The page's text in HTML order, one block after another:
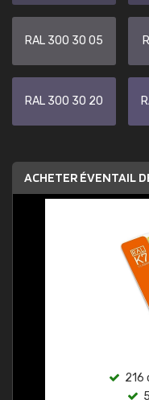
RAL 300 30 05
RAL 300 30 20
ACHETER ÉVENTAIL
216